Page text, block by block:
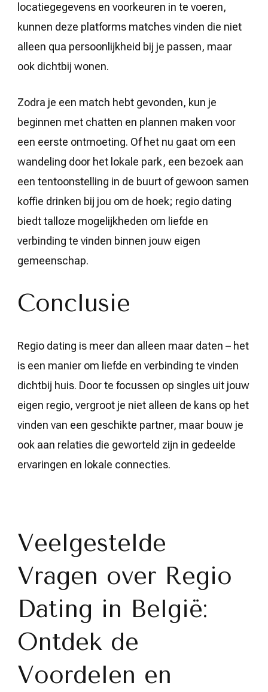
locatiegegevens en voorkeuren in te voeren,
kunnen deze platforms matches vinden die niet
alleen qua persoonlijkheid bij je passen, maar
ook dichtbij wonen.
Zodra je een match hebt gevonden, kun je
beginnen met chatten en plannen maken voor
een eerste ontmoeting. Of het nu gaat om een
wandeling door het lokale park, een bezoek aan
een tentoonstelling in de buurt of gewoon samen
koffie drinken bij jou om de hoek; regio dating
biedt talloze mogelijkheden om liefde en
verbinding te vinden binnen jouw eigen
gemeenschap.
Conclusie
Regio dating is meer dan alleen maar daten – het
is een manier om liefde en verbinding te vinden
dichtbij huis. Door te focussen op singles uit jouw
eigen regio, vergroot je niet alleen de kans op het
vinden van een geschikte partner, maar bouw je
ook aan relaties die geworteld zijn in gedeelde
ervaringen en lokale connecties.
Veelgestelde
Vragen over Regio
Dating in België:
Ontdek de
Voordelen en